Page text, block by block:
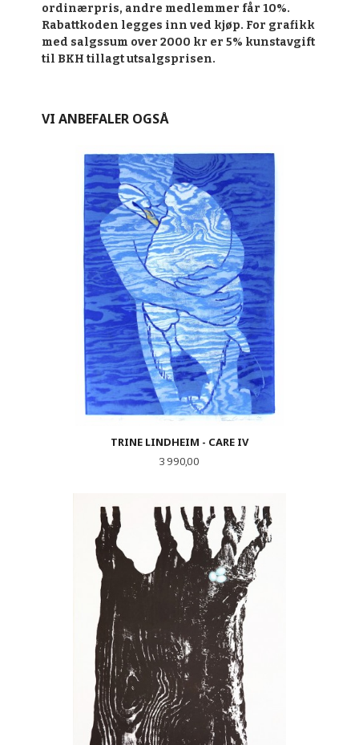
ordinærpris, andre medlemmer får 10%.
Rabattkoden legges inn ved kjøp. For grafikk
med salgssum over 2000 kr er 5% kunstavgift
til BKH tillagt utsalgsprisen.
VI ANBEFALER OGSÅ
TRINE LINDHEIM - CARE IV
Pris
3 990,00